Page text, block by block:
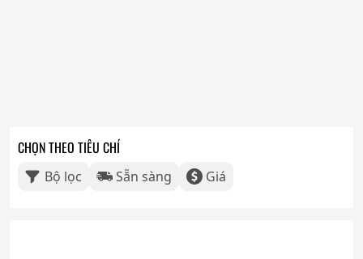
CHỌN THEO TIÊU CHÍ
Bộ lọc Sẵn sàng Giá